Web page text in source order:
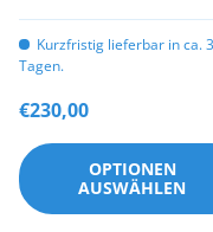
Kurzfristig lieferbar in ca.
Tagen.
€230,00
OPTIONEN
AUSWÄHLEN